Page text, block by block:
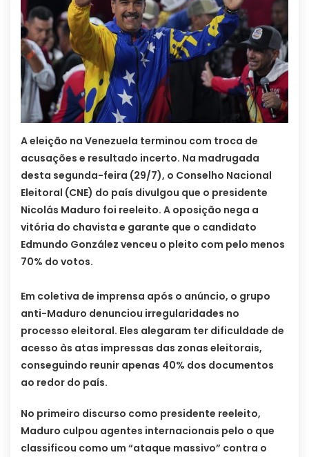
A eleição na Venezuela terminou com troca de
acusações e resultado incerto. Na madrugada
desta segunda-feira (29/7), o Conselho Nacional
Eleitoral (CNE) do país divulgou que o presidente
Nicolás Maduro foi reeleito. A oposição nega a
vitória do chavista e garante que o candidato
Edmundo González venceu o pleito com pelo menos
70% do votos.
Em coletiva de imprensa após o anúncio, o grupo
anti-Maduro denunciou irregularidades no
processo eleitoral. Eles alegaram ter dificuldade de
acesso às atas impressas das zonas eleitorais,
conseguindo reunir apenas 40% dos documentos
ao redor do país.
No primeiro discurso como presidente reeleito,
Maduro culpou agentes internacionais pelo o que
classificou como um “ataque massivo” contra o